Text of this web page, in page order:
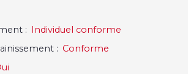
: Individuel conforme
: Conforme